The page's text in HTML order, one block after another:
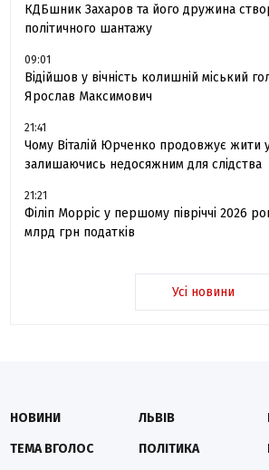
КДБшник Захаров та його дружина
політичного шантажу
09:01
Відійшов у вічність колишній міський
Ярослав Максимович
21:41
Чому Віталій Юрченко продовжує жити
залишаючись недосяжним для слідства
21:21
Філіп Морріс у першому півріччі 2026
млрд грн податків
Усі новини
НОВИНИ
ТЕМА ВГОЛОС
ЛЬВІВ
ПОЛІТИКА